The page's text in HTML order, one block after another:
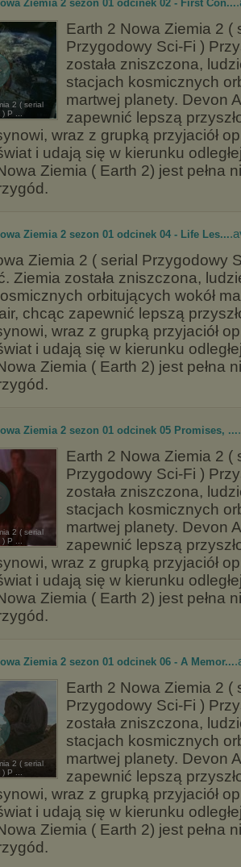
Ziemia 2 sezon 01 odcinek 02 - First Con...
2 ( serial
P ...
Earth 2 Nowa Ziemia 2 (
Przygodowy Sci-Fi )
została zniszczona,
stacjach kosmicznych
martwej planety. Devon
zapewnić lepszą
wraz z grupką przyjaciół
i udają się w kierunku
Ziemia ( Earth 2) jest pełna
Ziemia 2 sezon 01 odcinek 04 - Life Les...
Ziemia 2 ( serial Przygodowy
Ziemia została zniszczona,
orbitujących wokół
chcąc zapewnić lepszą
wraz z grupką przyjaciół
i udają się w kierunku
Ziemia ( Earth 2) jest pełna
Ziemia 2 sezon 01 odcinek 05 Promises, ...
2 ( serial
P ...
Earth 2 Nowa Ziemia 2 (
Przygodowy Sci-Fi )
została zniszczona,
stacjach kosmicznych
martwej planety. Devon
zapewnić lepszą
wraz z grupką przyjaciół
i udają się w kierunku
Ziemia ( Earth 2) jest pełna
Ziemia 2 sezon 01 odcinek 06 - A Memor...
2 ( serial
P ...
Earth 2 Nowa Ziemia 2 (
Przygodowy Sci-Fi )
została zniszczona,
stacjach kosmicznych
martwej planety. Devon
zapewnić lepszą
wraz z grupką przyjaciół
i udają się w kierunku
Ziemia ( Earth 2) jest pełna